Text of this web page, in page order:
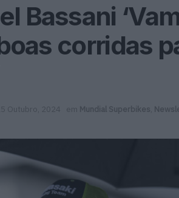
Bassani
corridas
Outubro, 2024 em Mundial Superbikes